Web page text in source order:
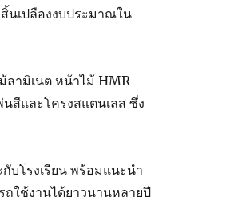
นเปลืองงบประมาณใน
ลามิเนต หน้าไม้ HMR
สีและโครงสแตนเลส ซึ่ง
บโรงเรียน พร้อมแนะนำ
ใช้งานได้ยาวนานหลายปี